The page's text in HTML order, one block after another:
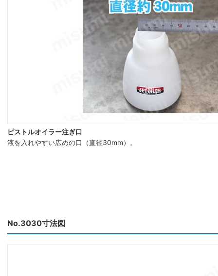
ピストルオイラー注ぎ口
液を入れやすい広めの口（直径30mm）。
No.3030寸法図